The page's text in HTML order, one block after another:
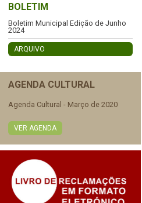
BOLETIM
Boletim Municipal Edição de Junho
2024
ARQUIVO
AGENDA CULTURAL
Agenda Cultural - Março de 2020
VER AGENDA